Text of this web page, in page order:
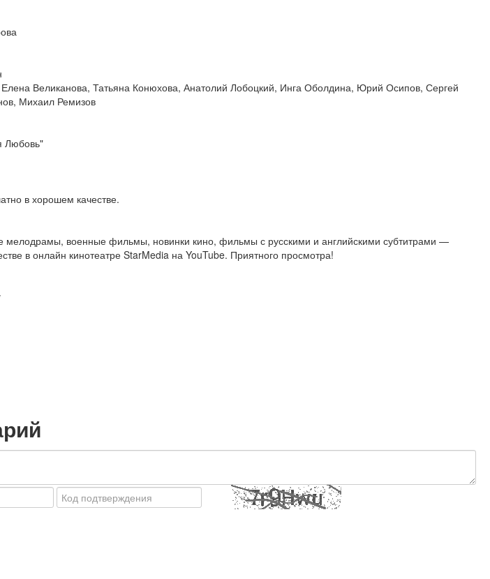
Великанова, Татьяна Конюхова, Анатолий Лобоцкий, Инга Оболдина, Юрий Осипов, Сергей
Михаил Ремизов
Любовь"
в хорошем качестве.
военные фильмы, новинки кино, фильмы с русскими и английскими субтитрами —
в онлайн кинотеатре StarMedia на YouTube. Приятного просмотра!